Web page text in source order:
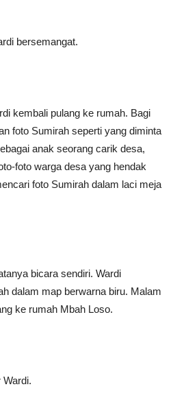
bersemangat.
kembali pulang ke rumah. Bagi
foto Sumirah seperti yang diminta
anak seorang carik desa,
foto warga desa yang hendak
foto Sumirah dalam laci meja
bicara sendiri. Wardi
dalam map berwarna biru. Malam
ke rumah Mbah Loso.
Wardi.